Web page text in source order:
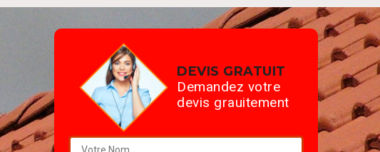
DEVIS GRATUIT
Demandez votre
devis grauitement